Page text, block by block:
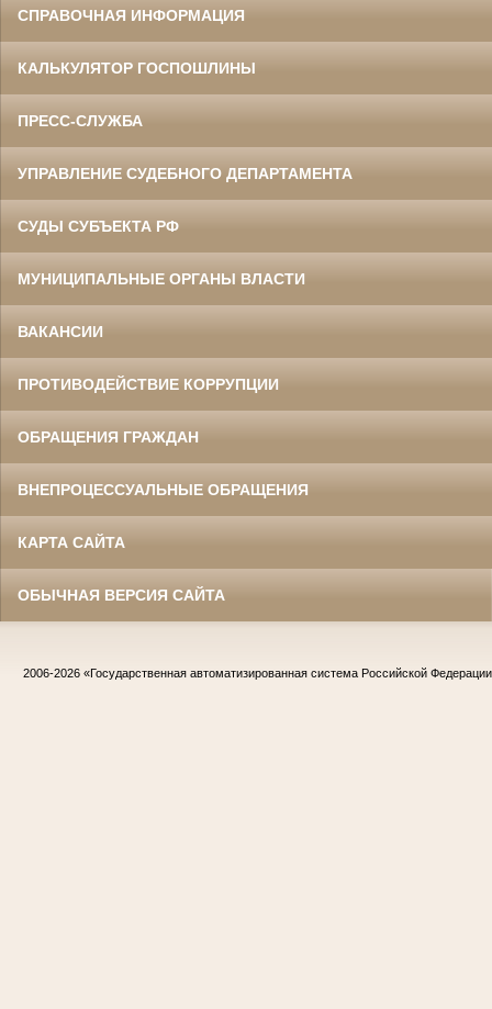
СПРАВОЧНАЯ ИНФОРМАЦИЯ
КАЛЬКУЛЯТОР ГОСПОШЛИНЫ
ПРЕСС-СЛУЖБА
УПРАВЛЕНИЕ СУДЕБНОГО ДЕПАРТАМЕНТА
СУДЫ СУБЪЕКТА РФ
МУНИЦИПАЛЬНЫЕ ОРГАНЫ ВЛАСТИ
ВАКАНСИИ
ПРОТИВОДЕЙСТВИЕ КОРРУПЦИИ
ОБРАЩЕНИЯ ГРАЖДАН
ВНЕПРОЦЕССУАЛЬНЫЕ ОБРАЩЕНИЯ
КАРТА САЙТА
ОБЫЧНАЯ ВЕРСИЯ САЙТА
2006-2026 «Государственная автоматизированная система Российской